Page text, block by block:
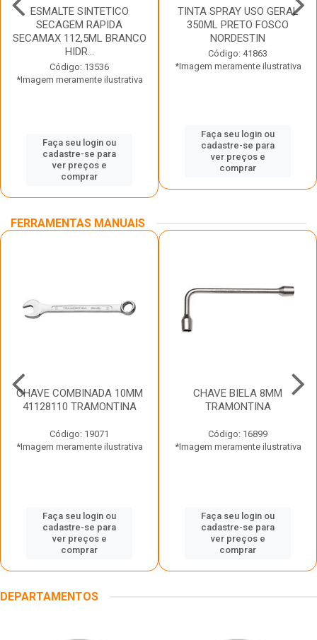
ESMALTE SINTETICO
SECAGEM RAPIDA
SECAMAX 112,5ML BRANCO
HIDR...
Código: 13536
*Imagem meramente ilustrativa
Faça seu login ou
cadastre-se para
ver preços e
comprar
TINTA SPRAY USO GERAL
350ML PRETO FOSCO
NORDESTIN
Código: 41863
*Imagem meramente ilustrativa
Faça seu login ou
cadastre-se para
ver preços e
comprar
FERRAMENTAS MANUAIS
CHAVE COMBINADA 10MM
41128110 TRAMONTINA
Código: 19071
*Imagem meramente ilustrativa
Faça seu login ou
cadastre-se para
ver preços e
comprar
CHAVE BIELA 8MM
TRAMONTINA
Código: 16899
*Imagem meramente ilustrativa
Faça seu login ou
cadastre-se para
ver preços e
comprar
DEPARTAMENTOS